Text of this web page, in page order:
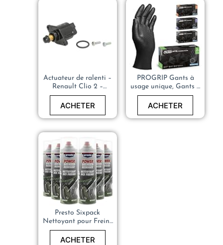
Actuateur de ralenti –
Renault Clio 2 –
B28/00 Actionneur
ACHETER
PROGRIP Gants à
usage unique, Gants à
usage unique extra
fort, nitrile, 2x plus
unique avec structure
ACHETER
Presto Sixpack
Nettoyant pour Freins
Power
ACHETER